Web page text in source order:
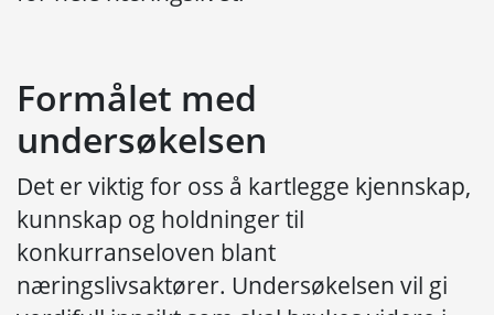
Formålet med
undersøkelsen
Det er viktig for oss å kartlegge kjennskap,
kunnskap og holdninger til
konkurranseloven blant
næringslivsaktører. Undersøkelsen vil gi